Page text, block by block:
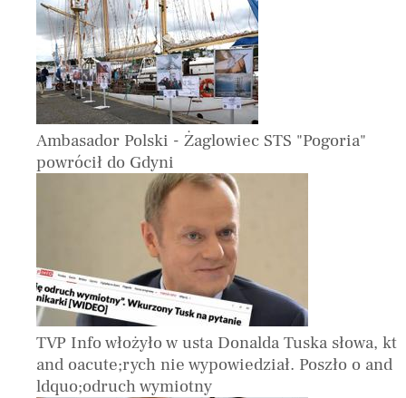
Ambasador Polski - Żaglowiec STS "Pogoria"
powrócił do Gdyni
TVP Info włożyło w usta Donalda Tuska słowa, kt
and oacute;rych nie wypowiedział. Poszło o and
ldquo;odruch wymiotny